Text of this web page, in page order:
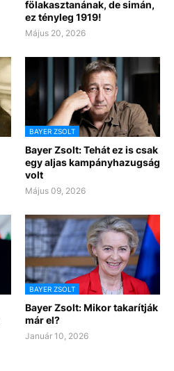
fölakasztanának, de simán,
ez tényleg 1919!
Május 20, 2026
BAYER ZSOLT
Bayer Zsolt: Tehát ez is csak
egy aljas kampányhazugság
volt
Május 09, 2026
BAYER ZSOLT
Bayer Zsolt: Mikor takarítják
már el?
Január 10, 2026